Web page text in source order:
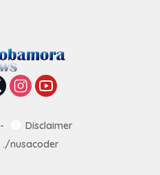
Disclaimer
./nusacoder